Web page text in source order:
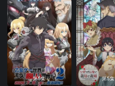
第5集 第5集